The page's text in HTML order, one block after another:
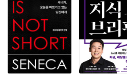
서구에서 기독교는 십자가에 못 박혀 죽
수난의 의미를 밝혀주는 종교였으나, 이
란은 정의, 평등, 부의 공정한 분배 같은
할 수 없다고 가르쳤고, 이슬람의 역사는
같았다. 예수와 달리 무함마드는 패배자